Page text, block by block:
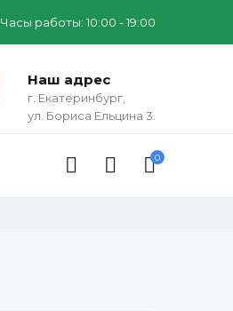
Часы работы: 10:00 - 19:00
Наш адрес
г. Екатеринбург,
ул. Бориса Ельцина 3.
0